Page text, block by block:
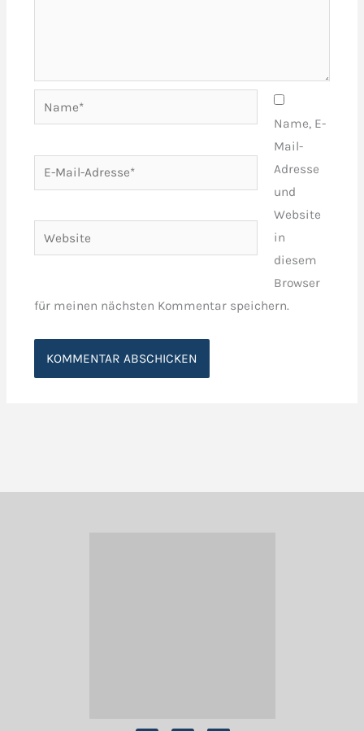
Name*
Mail-
Website
Name, E-
Mail-
Adresse
und
Website
in
diesem
Browser
für meinen nächsten Kommentar speichern.